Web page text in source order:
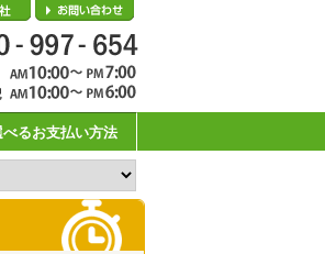
会社概要
べるお支払い方法